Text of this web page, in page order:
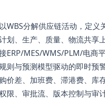
WBS分解供应链活动，定义
划、生产、质量、物流共享
ERP/MES/WMS/PLM/电商
则与预测模型驱动的即时预
价差、加班费、滞港费、库
限、审批流、版本控制与审